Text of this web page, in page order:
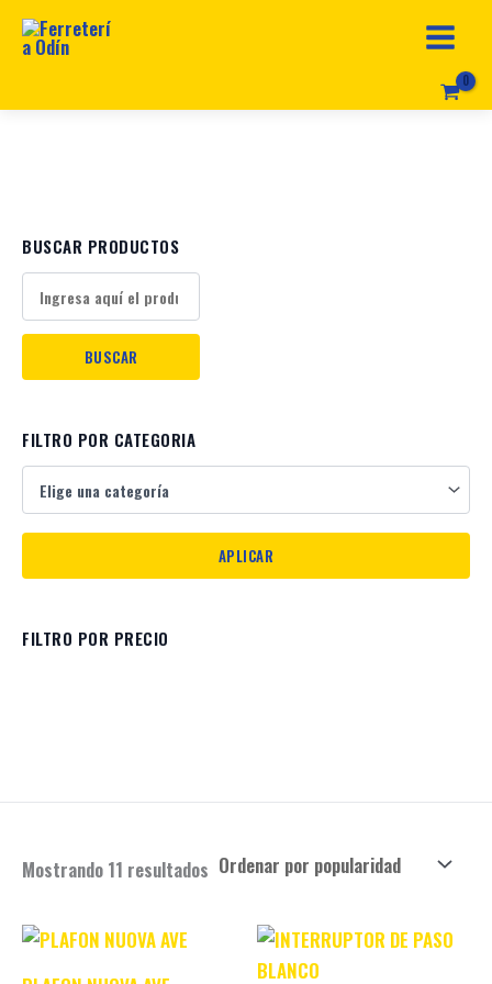
BUSCAR PRODUCTOS
FILTRO POR CATEGORIA
e
n
t
g
o
í
FILTRO POR PRECIO
Mostrando 11 resultados
Original
price
was:
Current
price
is:
Original
price
was:
Current
price